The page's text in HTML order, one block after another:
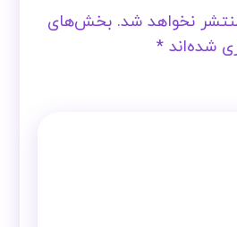
نخواهد شد. بخش‌های
شده‌اند*